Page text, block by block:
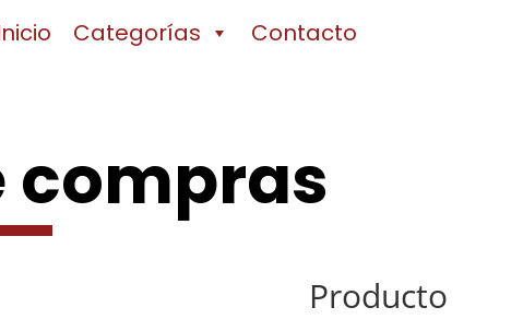
Categorías Contacto
compras
Producto